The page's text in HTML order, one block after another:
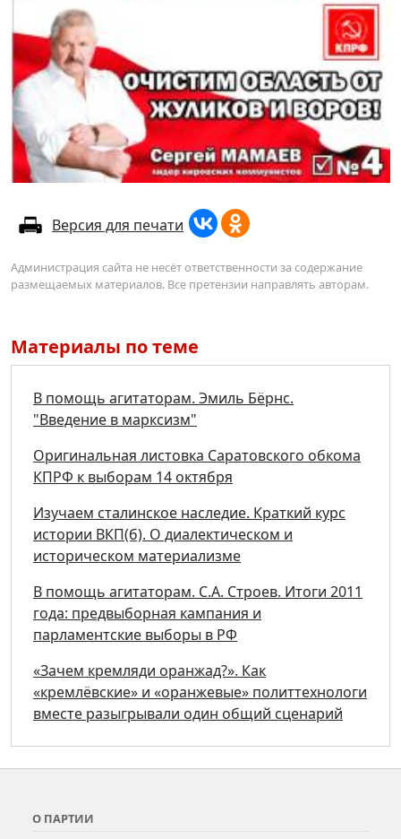
Версия для печати
Администрация сайта не несёт ответственности за содержание
размещаемых материалов. Все претензии направлять авторам.
Материалы по теме
В помощь агитаторам. Эмиль Бёрнс.
"Введение в марксизм"
Оригинальная листовка Саратовского обкома
КПРФ к выборам 14 октября
Изучаем сталинское наследие. Краткий курс
истории ВКП(б). О диалектическом и
историческом материализме
В помощь агитаторам. С.А. Строев. Итоги 2011
года: предвыборная кампания и
парламентские выборы в РФ
«Зачем кремляди оранжад?». Как
«кремлёвские» и «оранжевые» политтехнологи
вместе разыгрывали один общий сценарий
О ПАРТИИ